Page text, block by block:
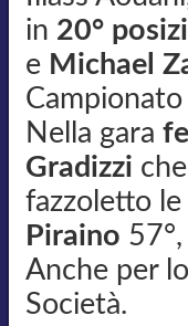
in 20°
e Michael
Nella gara
Gradizzi
fazzoletto
Piraino 57°,
Anche per
Società.